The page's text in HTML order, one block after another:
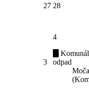
27 28
3
4
odpad
Moča